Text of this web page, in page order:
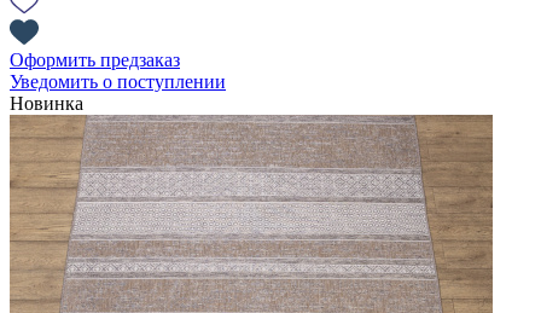
Оформить предзаказ
Уведомить о поступлении
Новинка